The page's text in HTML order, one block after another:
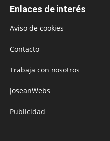
Enlaces de interés
Aviso de cookies
Contacto
Trabaja con nosotros
JoseanWebs
Publicidad